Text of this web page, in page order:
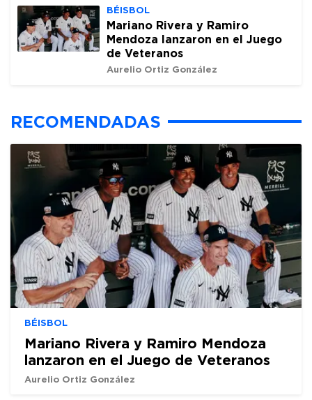
BÉISBOL
Mariano Rivera y Ramiro
Mendoza lanzaron en el Juego
de Veteranos
Aurelio Ortiz González
RECOMENDADAS
BÉISBOL
Mariano Rivera y Ramiro Mendoza
lanzaron en el Juego de Veteranos
Aurelio Ortiz González